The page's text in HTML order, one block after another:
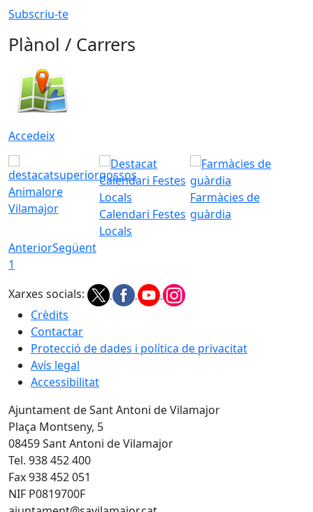
Subscriu-te
Plànol / Carrers
Accedeix
Animalore
Vilamajor
Calendari Festes
Locals
Farmàcies de
guàrdia
AnteriorSegüent
1
Xarxes socials:
Crèdits
Contactar
Protecció de dades i política de privacitat
Avís legal
Accessibilitat
Ajuntament de Sant Antoni de Vilamajor
Plaça Montseny, 5
08459 Sant Antoni de Vilamajor
Tel. 938 452 400
Fax 938 452 051
NIF P0819700F